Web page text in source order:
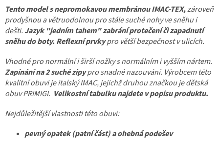
Tento model s nepromokavou membránou IMAC-TEX,zároveň
prodyšnou a větruodolnou pro stále suché nohy ve sněhu i
dešti. Jazyk "jedním tahem" zabrání protečení či zapadnutí
sněhu do boty.Reflexní prvkypro větší bezpečnost v ulicích.
Vhodné pro normální i širší nožky s normálním i vyšším nártem.
Zapínání na 2 suché zipypro snadné nazouvání. Výrobcem této
kvalitní obuvi je italský IMAC, jejichž druhou značkou je dětská
obuv PRIMIGI. Velikostní tabulku najdete v popisu produktu.
Nejdůležitější vlastnosti této obuvi:
pevný opatek (patní část) a ohebná podešev